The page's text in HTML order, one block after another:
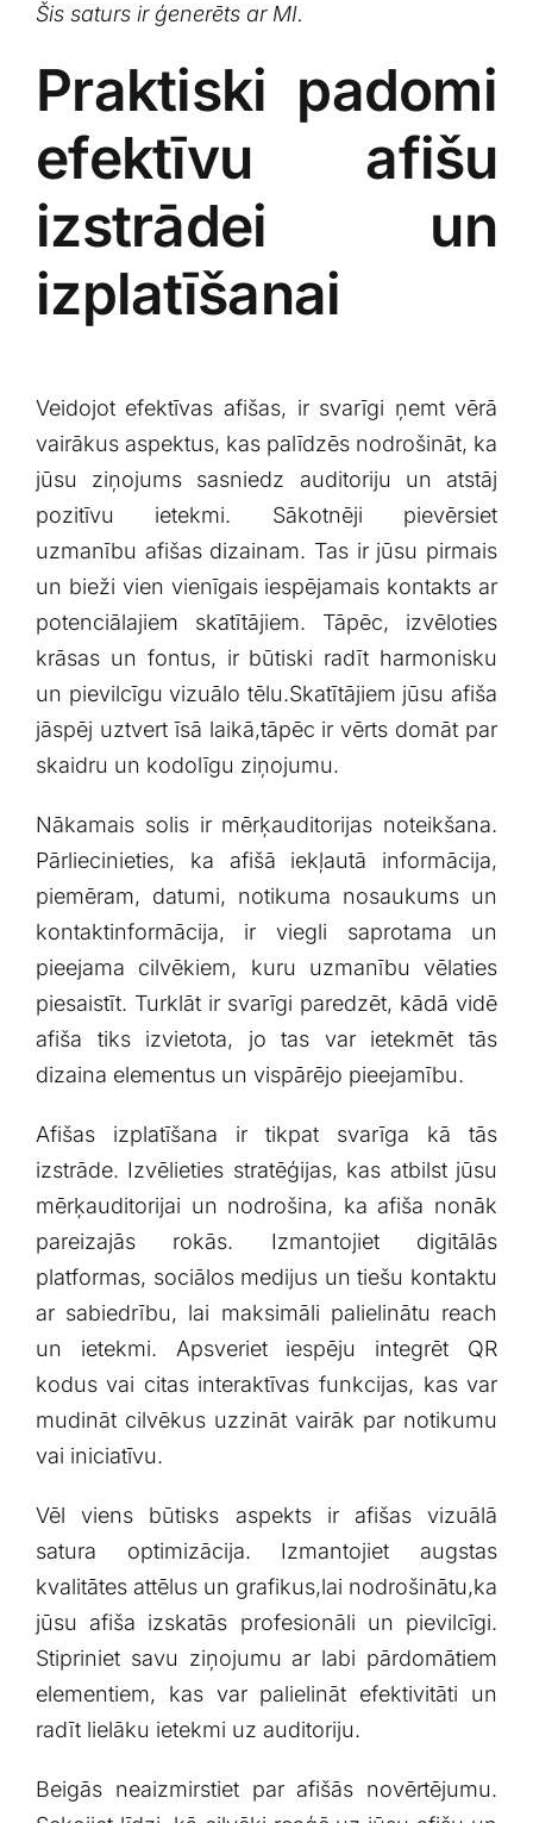
Šis⁣ saturs ir‍ ģenerēts ar ⁤MI.
Praktiski padomi
efektīvu afišu⁢
izstrādei un
izplatīšanai
Veidojot efektīvas afišas, ir⁤ svarīgi ņemt‍ vērā
vairākus aspektus, kas palīdzēs nodrošināt, ka
jūsu ziņojums sasniedz auditoriju ‌un ​atstāj
⁣pozitīvu⁣ ietekmi. Sākotnēji pievērsiet
uzmanību afišas dizainam. Tas ir ⁤jūsu pirmais
un ⁣bieži vien vienīgais iespējamais kontakts ⁣ar
potenciālajiem‌ skatītājiem. Tāpēc, izvēloties
krāsas un fontus, ir būtiski radīt harmonisku
un pievilcīgu vizuālo tēlu.Skatītājiem jūsu afiša
jāspēj uztvert īsā laikā,tāpēc ir vērts domāt par
skaidru un ‍kodolīgu ziņojumu.
Nākamais solis ir mērķauditorijas ⁣noteikšana.
Pārliecinieties, ka afišā iekļautā informācija,
piemēram,‍ datumi, notikuma nosaukums un
kontaktinformācija, ir viegli ​saprotama un
pieejama cilvēkiem, kuru ‍uzmanību vēlaties
piesaistīt. Turklāt ​ir svarīgi​ paredzēt,⁤ kādā vidē
afiša tiks⁢ izvietota, jo tas var ietekmēt tās‍
dizaina elementus un vispārējo pieejamību.
Afišas izplatīšana⁤ ir tikpat svarīga kā⁤ tās
izstrāde. Izvēlieties⁤ stratēģijas,​ kas atbilst jūsu
mērķauditorijai un nodrošina, ka ⁣afiša nonāk‌
pareizajās rokās. Izmantojiet digitālās
platformas, ⁤sociālos medijus ‌un tiešu kontaktu
ar sabiedrību, lai⁣ maksimāli palielinātu reach
un ietekmi. Apsveriet iespēju ⁣integrēt QR⁢
kodus​ vai citas ⁤interaktīvas‍ funkcijas, kas var
mudināt cilvēkus ⁣uzzināt vairāk par notikumu
vai iniciatīvu.
Vēl viens būtisks​ aspekts⁢ ir afišas vizuālā
satura optimizācija. Izmantojiet augstas⁣
kvalitātes attēlus un grafikus,lai nodrošinātu,ka​
jūsu afiša izskatās profesionāli un⁢ pievilcīgi.
Stipriniet savu ziņojumu ar labi pārdomātiem
elementiem, kas var palielināt efektivitāti un
radīt lielāku⁢ ietekmi uz auditoriju.
Beigās neaizmirstiet ‍par afišās novērtējumu.